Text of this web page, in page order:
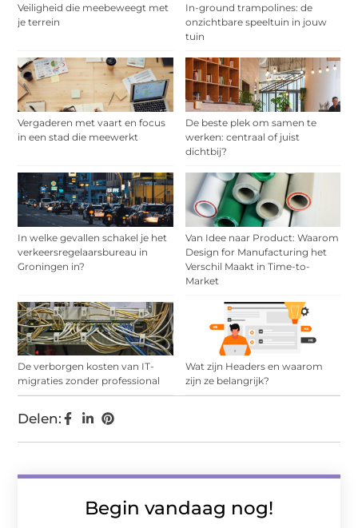
Veiligheid die meebeweegt met
je terrein
In-ground trampolines: de
onzichtbare speeltuin in jouw
tuin
Vergaderen met vaart en focus
in een stad die meewerkt
De beste plek om samen te
werken: centraal of juist
dichtbij?
In welke gevallen schakel je het
verkeersregelaarsbureau in
Groningen in?
Van Idee naar Product: Waarom
Design for Manufacturing het
Verschil Maakt in Time-to-
Market
De verborgen kosten van IT-
migraties zonder professional
Wat zijn Headers en waarom
zijn ze belangrijk?
Begin vandaag nog!
Delen: